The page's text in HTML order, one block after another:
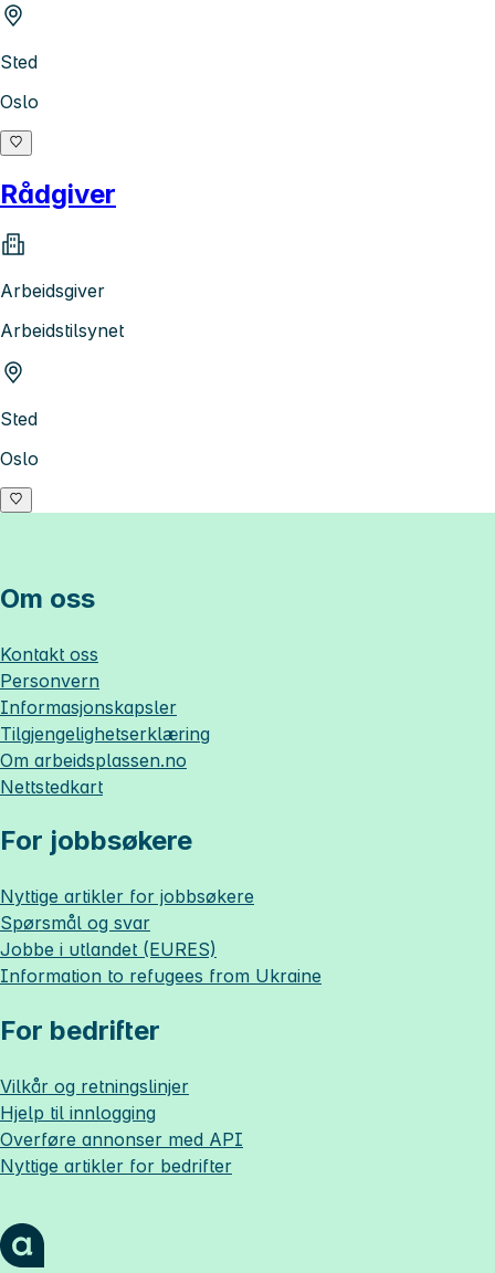
Sted
Oslo
Rådgiver
Arbeidsgiver
Arbeidstilsynet
Sted
Oslo
Om oss
Kontakt oss
Personvern
Informasjonskapsler
Tilgjengelighetserklæring
Om arbeidsplassen.no
Nettstedkart
For jobbsøkere
Nyttige artikler for jobbsøkere
Spørsmål og svar
Jobbe i utlandet (EURES)
Information to refugees from Ukraine
For bedrifter
Vilkår og retningslinjer
Hjelp til innlogging
Overføre annonser med API
Nyttige artikler for bedrifter